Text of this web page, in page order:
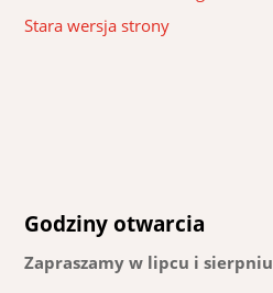
Stara wersja strony
Godziny otwarcia
Zapraszamy w lipcu i sierpniu